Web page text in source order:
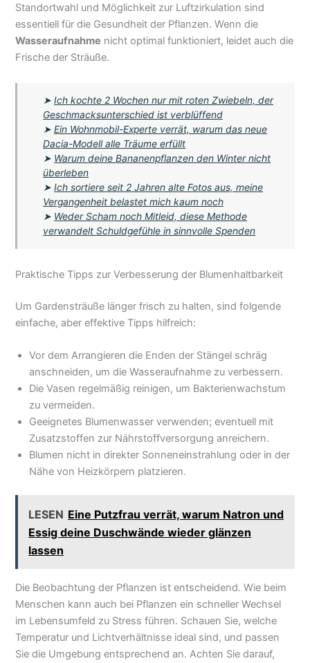
Standortwahl und Möglichkeit zur Luftzirkulation sind
essentiell für die Gesundheit der Pflanzen. Wenn die
Wasseraufnahme nicht optimal funktioniert, leidet auch die
Frische der Sträuße.
➤Ich kochte 2 Wochen nur mit roten Zwiebeln, der
Geschmacksunterschied ist verblüffend
➤Ein Wohnmobil-Experte verrät, warum das neue
Dacia-Modell alle Träume erfüllt
➤ Warum deine Bananenpflanzen den Winter nicht
überleben
➤Ich sortiere seit 2 Jahren alte Fotos aus, meine
Vergangenheit belastet mich kaum noch
➤ Weder Scham noch Mitleid, diese Methode
verwandelt Schuldgefühle in sinnvolle Spenden
Praktische Tipps zur Verbesserung der Blumenhaltbarkeit
Um Gardensträuße länger frisch zu halten, sind folgende
einfache, aber effektive Tipps hilfreich:
Vor dem Arrangieren die Enden der Stängel schräg
anschneiden, um die Wasseraufnahme zu verbessern.
Die Vasen regelmäßig reinigen, um Bakterienwachstum
zu vermeiden.
Geeignetes Blumenwasser verwenden; eventuell mit
Zusatzstoffen zur Nährstoffversorgung anreichern.
Blumen nicht in direkter Sonneneinstrahlung oder in der
Nähe von Heizkörpern platzieren.
LESEN Eine Putzfrau verrät, warum Natron und
Essig deine Duschwände wieder glänzen
lassen
Die Beobachtung der Pflanzen ist entscheidend. Wie beim
Menschen kann auch bei Pflanzen ein schneller Wechsel
im Lebensumfeld zu Stress führen. Schauen Sie, welche
Temperatur und Lichtverhältnisse ideal sind, und passen
Sie die Umgebung entsprechend an. Achten Sie darauf,